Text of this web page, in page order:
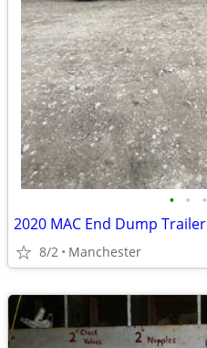
• • •
2020 MAC End Dump Trailer
8/2 Manchester